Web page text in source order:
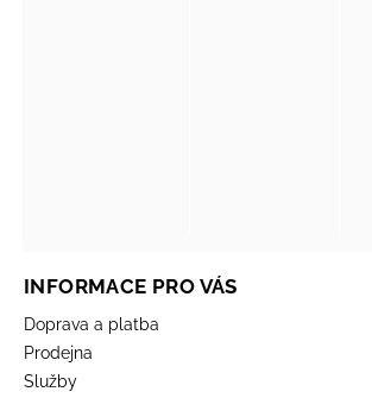
INFORMACE PRO VÁS
Doprava a platba
Prodejna
Služby